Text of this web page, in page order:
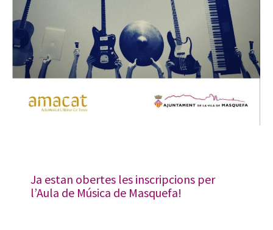
Ja estan obertes les inscripcions per
l’Aula de Música de Masquefa!